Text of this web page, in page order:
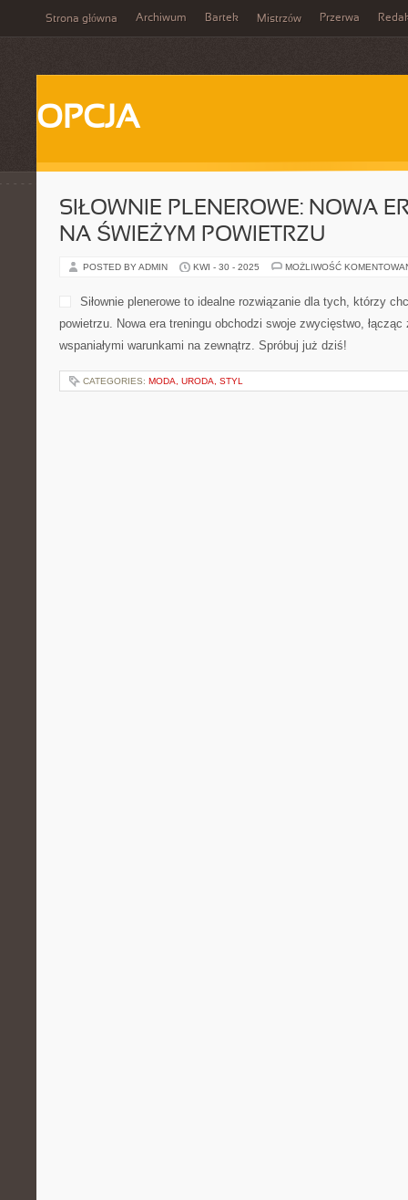
Strona główna Archiwum Bartek Mistrzów Przerwa
OPCJA
SIŁOWNIE PLENEROWE: NOWA
NA ŚWIEŻYM POWIETRZU
POSTED BY ADMIN KWI - 30 - 2025 MOŻLIWOŚĆ
Siłownie plenerowe to idealne rozwiązanie dla tych, którzy
powietrzu. Nowa era treningu obchodzi swoje zwycięstwo,
wspaniałymi warunkami na zewnątrz. Spróbuj już dziś!
CATEGORIES: MODA, URODA, STYL